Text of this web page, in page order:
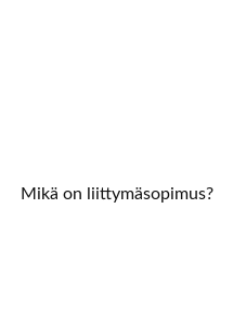
Mikä on liittymäsopimus?